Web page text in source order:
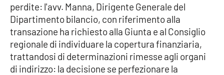
SPECIALI
Buona Sanità Calabria
LA
CALABRIAVISIONE
perdite: l'avv. Manna, Dirigente Generale del
Dipartimento bilancio, con riferimento alla
transazione ha richiesto alla Giunta e al Consiglio
regionale di individuare la copertura finanziaria,
trattandosi di determinazioni rimesse agli organi
di indirizzo: la decisione se perfezionare la